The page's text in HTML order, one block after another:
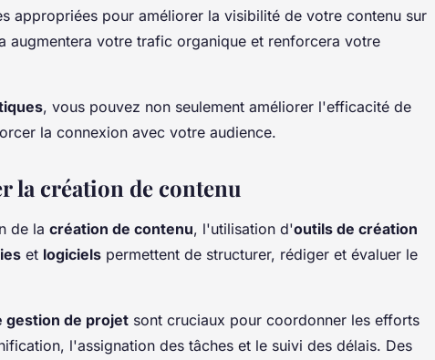
appropriées pour améliorer la visibilité de votre contenu sur
augmentera votre trafic organique et renforcera votre
, vous pouvez non seulement améliorer l'efficacité de
la connexion avec votre audience.
la création de contenu
de la création de contenu, l'utilisation d'outils de création
et logiciels permettent de structurer, rédiger et évaluer le
gestion de projet sont cruciaux pour coordonner les efforts
l'assignation des tâches et le suivi des délais. Des